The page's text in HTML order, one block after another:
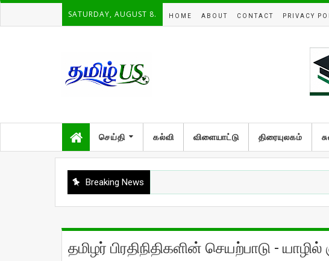
SATURDAY, AUGUST 8. HOME ABOUT CONTACT PRIVACY
செய்தி கல்வி விளையாட்டு திரையுலகம்
Breaking News
தமிழர் பிரதிநிதிகளின் செயற்பாடு -